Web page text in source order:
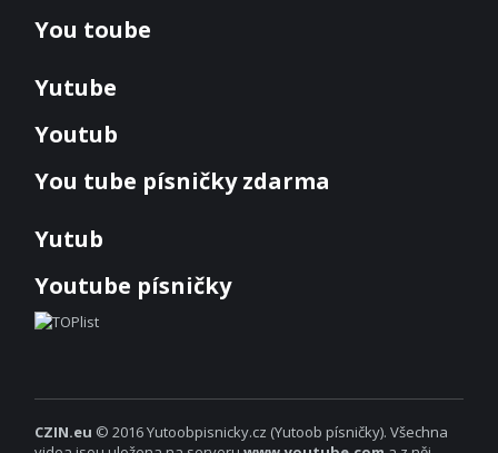
You toube
Yutube
Youtub
You tube písničky zdarma
Yutub
Youtube písničky
CZIN.eu © 2016 Yutoobpisnicky.cz (Yutoob písničky). Všechna